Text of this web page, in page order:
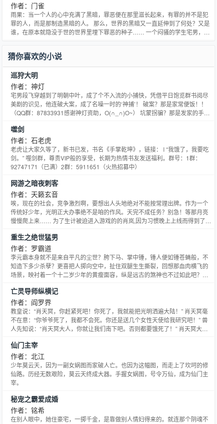
作者：门雀
雨果：当一个人的心中充满了黑暗，罪恶便在那里滋长起来，有罪的并不是犯
罪的人，而是那制造黑暗的人。 那么，世界的黑暗又一直延伸到了何处？又是
谁，在原本就隐没于世的世界里埋下罪恶的种子…… 一个闷骚的学生宅男，无
世界，而与之相随的，还有阴谋、阳谋，与解不开的未知枷锁！
猜你喜欢的小说
巡狩大明
作者：神灯
宅男段飞穿越到了明朝中叶，成了个不入流的小捕快，凭借平日饱览群书阅尽
美剧的识见，他连破大案，成了名噪一时的‘神捕’！ 破案？那是家常便饭！！
（QQ群：87833931感谢神灯资助，O(∩_∩)O~） 坑蒙拐骗？那是发家的手
波；内阁六部哭喊着推他上位；打着替天行道的幌子，造反派都来挖皇帝的墙
角…… 巧妙周旋于各大势力之间，替天巡狩，
噬剑
作者：石老虎
老虎让大家久等了，新书已发，书名《手掌乾坤》，链接： l “我饿了，我要吃
剑。” 噬剑群，尊贵VIP般的享受，长期为热情书友发送福利。群号：1群：
92747171（已满）2群：5911651（火热招募中）
网游之暗夜刺客
作者：天籁玄音
唉，现在的社会，竞争激烈啊，要想出人头地绝对不能按常理出牌。作为一个
传统好少年，光明正大办事绝不是咱的作风。天完不成任务？别急！等那月亮
慢慢爬上来…… 为了生计被迫进入游戏的的肖岚,因为习惯晚上上线而得到了就
一个美女的芳心，一件又一件极品的装备，一个又一个对手的尊重。 他是暗夜
的宠儿！ 在月光的背景下，在肖岚面前,所有人都不住的战
重生之绝世猛男
作者：罗霸道
李元霸本身就不是来自平凡的尘世？胯下马、掌中锤，锤人便如锤苍蝇般，不
知造下多少杀孽？更喜把人掷向空中，扯住双腿生生撕裂，回想那血肉横飞的
场景，映衬着一个十二岁少年的黄瘦面容，纵是远古的煞神也不过如此吧？
让我们一起期待李元霸的重生之旅！ 让罗霸道再一次为大家演绎盛夏大餐！ 让
那血雨纷飞，让那热血澎湃，让那杀气滔天如同万马奔
亡灵导师纵横记
作者：阎罗界
教皇说：“肖天冥，你赶紧死吧！你死了，我就能把光明洒遍大陆！” 肖天冥毫
不在意：“你爷爷死了，我都不会死。你还是送几个女性天使给我研究吧！” 兽
人先知说：“肖天冥大人，你就让我们南下吧。否则都要饿死了！” 肖天冥大度
女祭司说：“坏蛋，你快把怨灵给我赶走！” 肖天冥爽快地回答：“遵命！不过能
不能给几瓶生命泉水解解渴？” 远古黄昏
仙门主宰
作者：北江
少年莫云天，因为一副女娲图而家破人亡。也因为这幅图，而走上了坎坷的修
仙路。历经无数艰险，莫云天终成大器。手握女娲图，号令万仙，成为仙门主
宰。
秘宠之霸爱成婚
作者：铭希
在别人眼中，她住豪宅，一掷千金，是靠做别人情妇得来的。就连那个阴魂不